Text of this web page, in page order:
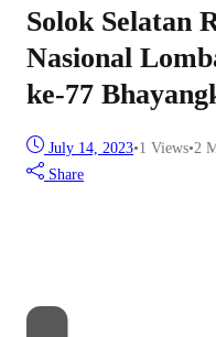
Solok Selatan
Nasional
ke-77
July 14, 2023•1 Views•2
Share